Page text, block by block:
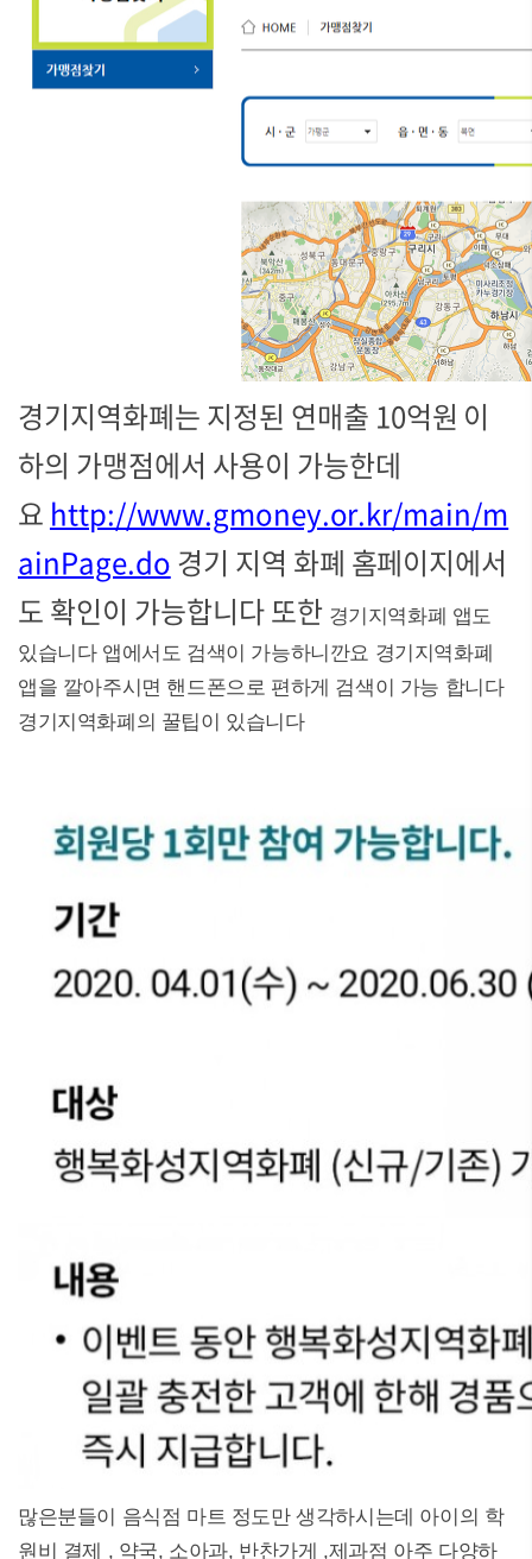
경기지역화폐는 지정된 연매출 10억원 이
하의 가맹점에서 사용이 가능한데
요 http://www.gmoney.or.kr/main/m
ainPage.do경기 지역 화폐 홈페이지에서
도 확인이 가능합니다 또한 경기지역화폐 앱도
있습니다 앱에서도 검색이 가능하니깐요 경기지역화폐
앱을 깔아주시면 핸드폰으로 편하게 검색이 가능 합니다
경기지역화폐의 꿀팁이 있습니다
많은분들이 음식점 마트 정도만 생각하시는데 아이의 학
원비 결제 , 약국, 소아과, 반찬가게 ,제과점 아주 다양하